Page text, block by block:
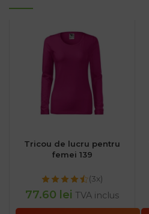
Tricou de lucru pentru
femei 139
(3x)
77.60 lei TVA inclus